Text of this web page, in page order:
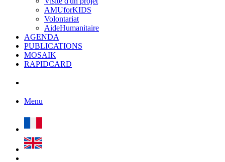
AMUforKIDS
Volontariat
AideHumanitaire
AGENDA
PUBLICATIONS
MOSAIK
RAPIDCARD
Menu